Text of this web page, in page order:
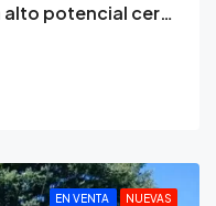
Propiedad de inversión con alto potencial cerca del Castillo de Himeji
EN VENTA NUEVAS